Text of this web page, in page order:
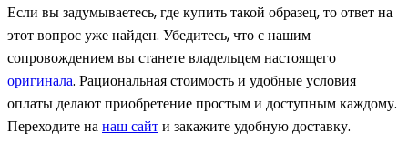
Если вы задумываетесь, где купить такой образец, то ответ на
этот вопрос уже найден. Убедитесь, что с нашим
сопровождением вы станете владельцем настоящего
оригинала. Рациональная стоимость и удобные условия
оплаты делают приобретение простым и доступным каждому.
Переходите нанаш сайти закажите удобную доставку.